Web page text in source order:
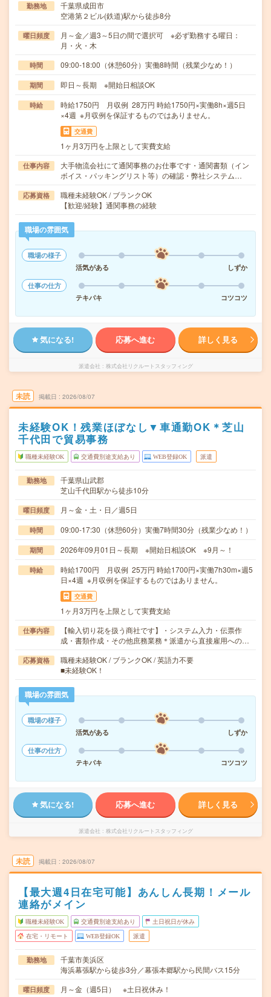
勤務地
千葉県成田市
空港第２ビル(鉄道)駅から徒歩8分
曜日頻度
月～金／週3～5日の間で選択可 ※必ず勤務する曜日：
月・火・木
時間 09:00-18:00（休憩60分）実働8時間（残業少なめ！）
期間 即日～長期 ※開始日相談OK
時給
時給1750円 月収例 28万円 時給1750円×実働8h×週5日
×4週 ※月収例を保証するものではありません。
交通費
1ヶ月3万円を上限として実費支給
仕事内容
大手物流会社にて通関事務のお仕事です・通関書類（イン
ボイス・パッキングリスト等）の確認・弊社システム…
応募資格
職種未経験OK / ブランクOK
【歓迎/経験】通関事務の経験
職場の雰囲気
職場の様子
活気がある
しずか
仕事の仕方
テキパキ
コツコツ
気になる! 応募へ進む 詳しく見る
派遣会社 株式会社リクルートスタッフィング
未読 掲載日 2026/08/07
未経験OK！残業ほぼなし▼車通勤OK＊芝山
千代田で貿易事務
職種未経験OK 交通費別途支給あり WEB登録OK 派遣
勤務地
千葉県山武郡
芝山千代田駅から徒歩10分
曜日頻度 月～金・土・日／週5日
時間 09:00-17:30（休憩60分）実働7時間30分（残業少なめ！）
期間 2026年09月01日～長期 ※開始日相談OK ※9月～！
時給
時給1700円 月収例 25万円 時給1700円×実働7h30m×週5
日×4週 ※月収例を保証するものではありません。
交通費
1ヶ月3万円を上限として実費支給
仕事内容
【輸入切り花を扱う商社です】・システム入力・伝票作
成・書類作成・その他庶務業務＊派遣から直接雇用への…
応募資格
職種未経験OK / ブランクOK / 英語力不要
■未経験OK！
職場の雰囲気
職場の様子
活気がある
しずか
仕事の仕方
テキパキ
コツコツ
気になる! 応募へ進む 詳しく見る
派遣会社 株式会社リクルートスタッフィング
未読 掲載日 2026/08/07
【最大週4日在宅可能】あんしん長期！メール
連絡がメイン
職種未経験OK 交通費別途支給あり 土日祝日が休み
在宅・リモート WEB登録OK 派遣
勤務地
千葉市美浜区
海浜幕張駅から徒歩3分／幕張本郷駅から民間バス15分
曜日頻度 月～金（週5日） ※土日祝休み！